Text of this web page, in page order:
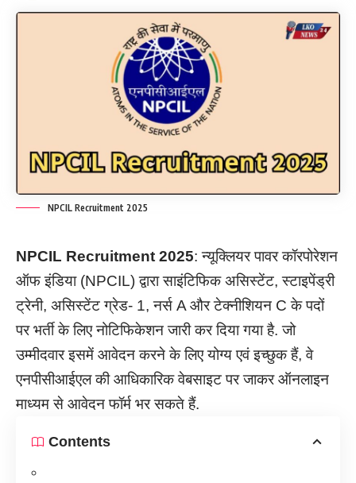
NPCIL Recruitment 2025
NPCIL Recruitment 2025: न्यूक्लियर पावर कॉरपोरेशन
ऑफ इंडिया (NPCIL) द्वारा साइंटिफिक असिस्टेंट, स्टाइपेंड्री
ट्रेनी, असिस्टेंट ग्रेड- 1, नर्स A और टेक्नीशियन C के पदों
पर भर्ती के लिए नोटिफिकेशन जारी कर दिया गया है. जो
उम्मीदवार इसमें आवेदन करने के लिए योग्य एवं इच्छुक हैं, वे
एनपीसीआईएल की आधिकारिक वेबसाइट पर जाकर ऑनलाइन
माध्यम से आवेदन फॉर्म भर सकते हैं.
Contents